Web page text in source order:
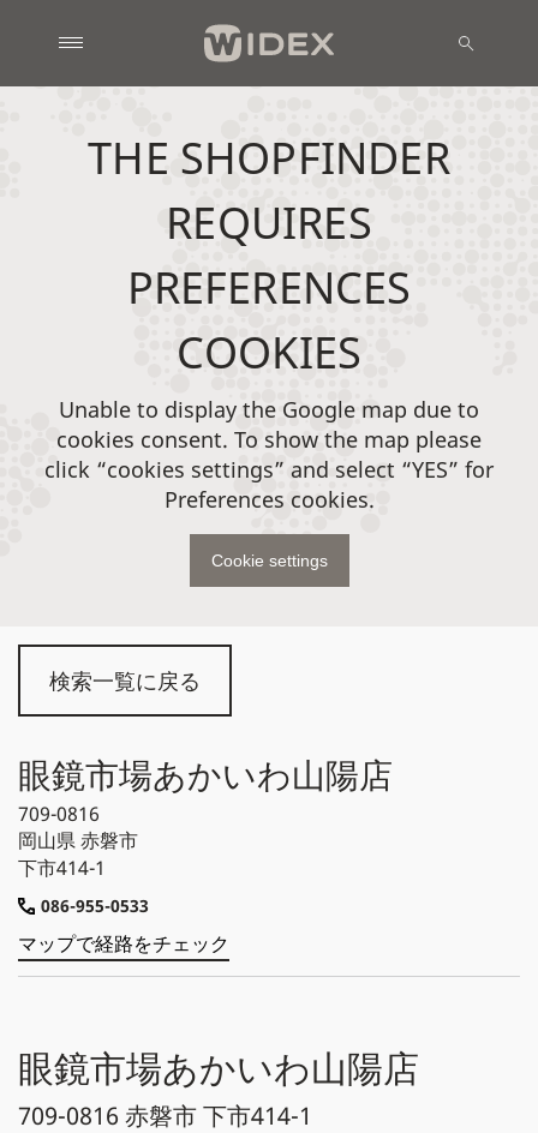
検索一覧に戻る
眼鏡市場あかいわ山陽店
709-0816
岡山県赤磐市
下市414-1
086-955-0533
マップで経路をチェック
眼鏡市場あかいわ山陽店
709-0816 赤磐市 下市414-1
THE SHOPFINDER
REQUIRES
PREFERENCES
COOKIES
Unable to display the Google map due to
cookies consent. To show the map please
click “cookies settings” and select “YES” for
Preferences cookies.
Cookie settings